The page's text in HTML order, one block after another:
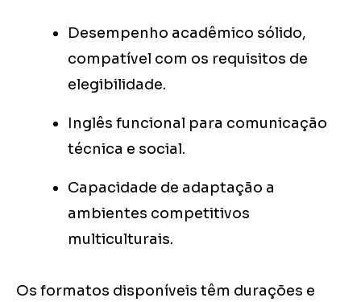
Desempenho acadêmico sólido,
compatível com os requisitos de
elegibilidade.
Inglês funcional para comunicação
técnica e social.
Capacidade de adaptação a
ambientes competitivos
multiculturais.
Os formatos disponíveis têm durações e